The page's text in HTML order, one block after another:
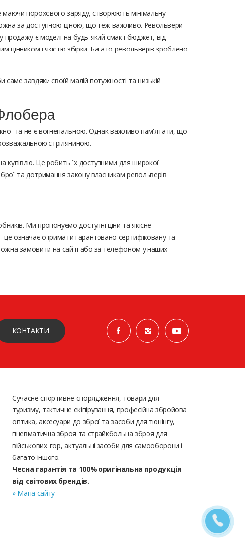
маючи порохового заряду, створюють мінімальну
за доступною ціною, що теж важливо. Револьвери
продажу є моделі на будь-який смак і бюджет, від
і якістю збірки. Багато револьверів зроблено
завдяки своїй малій потужності та низькій
та не є вогнепальною. Однак важливо пам'ятати, що
стріляниною.
купівлю. Це робить їх доступними для широкої
та дотримання закону власникам револьверів
Ми пропонуємо доступні ціни та якісне
означає отримати гарантовано сертифіковану та
замовити на сайті або за телефоном у наших
КОНТАКТИ
Сучасне спортивне спорядження, товари для
туризму, тактичне екіпірування, професійна збройова
оптика, аксесуари до зброї та засоби для тюнінгу,
пневматична зброя та страйкбольна зброя для
військових ігор, актуальні засоби для самооборони і
багато іншого.
Чесна гарантія та 100% оригінальна продукція
від світових брендів.
» Мапа сайту